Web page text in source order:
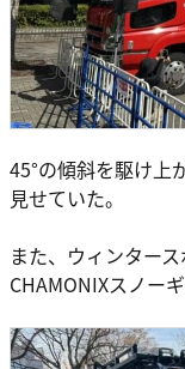
45°の傾斜を駆け上
見せていた。
また、ウィンター
CHAMONIXスノー